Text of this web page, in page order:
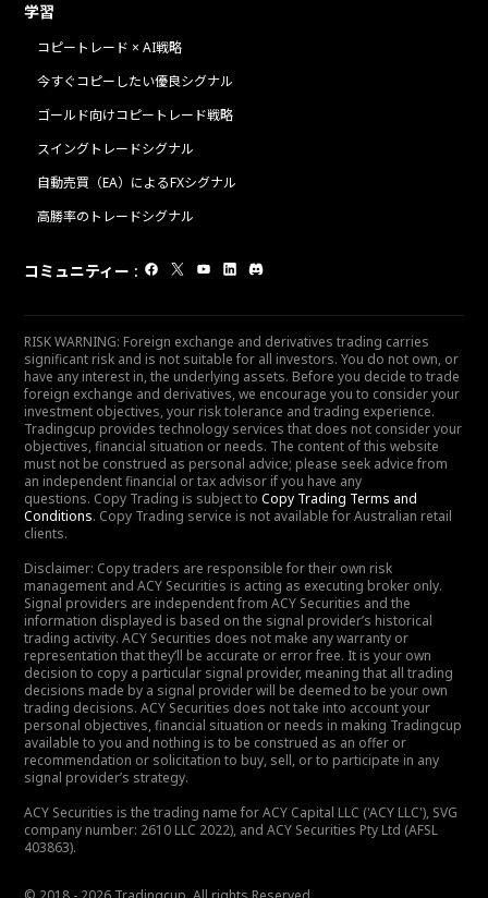
学習
コピートレード × AI戦略
今すぐコピーしたい優良シグナル
ゴールド向けコピートレード戦略
スイングトレードシグナル
自動売買（EA）によるFXシグナル
高勝率のトレードシグナル
コミュニティー :
RISK WARNING: Foreign exchange and derivatives trading carries
significant risk and is not suitable for all investors. You do not own, or
have any interest in, the underlying assets. Before you decide to trade
foreign exchange and derivatives, we encourage you to consider your
investment objectives, your risk tolerance and trading experience.
Tradingcup provides technology services that does not consider your
objectives, financial situation or needs. The content of this website
must not be construed as personal advice; please seek advice from
an independent financial or tax advisor if you have any
questions. Copy Trading is subject to Copy Trading Terms and
Conditions. Copy Trading service is not available for Australian retail
clients.
Disclaimer: Copy traders are responsible for their own risk
management and ACY Securities is acting as executing broker only.
Signal providers are independent from ACY Securities and the
information displayed is based on the signal provider’s historical
trading activity. ACY Securities does not make any warranty or
representation that they’ll be accurate or error free. It is your own
decision to copy a particular signal provider, meaning that all trading
decisions made by a signal provider will be deemed to be your own
trading decisions. ACY Securities does not take into account your
personal objectives, financial situation or needs in making Tradingcup
available to you and nothing is to be construed as an offer or
recommendation or solicitation to buy, sell, or to participate in any
signal provider’s strategy.
ACY Securities is the trading name for ACY Capital LLC ('ACY LLC'), SVG
company number: 2610 LLC 2022), and ACY Securities Pty Ltd (AFSL
403863).